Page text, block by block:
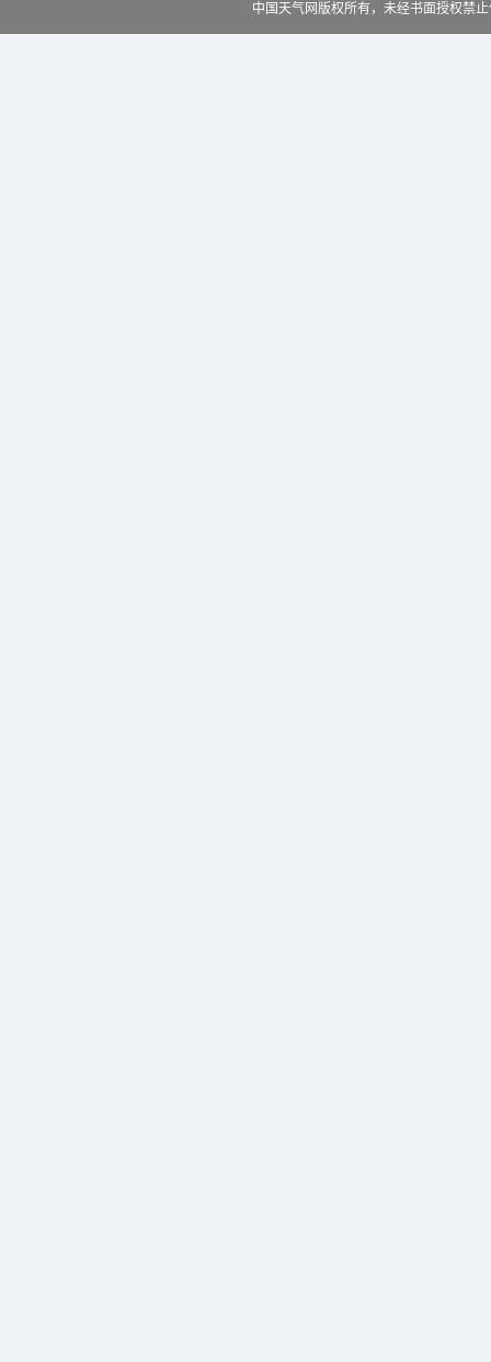
中国天气网版权所有，未经书面授权